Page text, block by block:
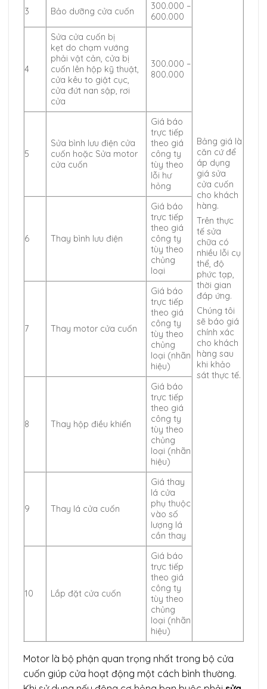
Bảng giá là
căn cứ để
áp dụng
giá sửa
cửa cuốn
cho khách
hàng.
Trên thực
tế sửa
chữa có
nhiều lỗi cụ
thể, độ
phức tạp,
thời gian
đáp ứng.
Chúng tôi
sẽ báo giá
chính xác
cho khách
hàng sau
khi khảo
sát thực tế.
3 Bảo dưỡng cửa cuốn
300.000 –
600.000
4
Sửa cửa cuốn bị
kẹt do chạm vướng
phải vật cản, cửa bị
cuốn lên hộp kỹ thuật,
cửa kêu to giật cục,
cửa đứt nan sập, rơi
cửa
300.000 –
800.000
5
Sửa bình lưu điện cửa
cuốn hoặc Sửa motor
cửa cuốn
Giá báo
trực tiếp
theo giá
công ty
tùy theo
lỗi hư
hỏng
6 Thay bình lưu điện
Giá báo
trực tiếp
theo giá
công ty
tùy theo
chủng
loại
7 Thay motor cửa cuốn
Giá báo
trực tiếp
theo giá
công ty
tùy theo
chủng
loại (nhãn
hiệu)
8 Thay hộp điều khiển
Giá báo
trực tiếp
theo giá
công ty
tùy theo
chủng
loại (nhãn
hiệu)
9 Thay lá cửa cuốn
Giá thay
lá cửa
phụ thuộc
vào số
lượng lá
cần thay
10 Lắp đặt cửa cuốn
Giá báo
trực tiếp
theo giá
công ty
tùy theo
chủng
loại (nhãn
hiệu)
Motor là bộ phận quan trọng nhất trong bộ cửa
cuốn giúp cửa hoạt động một cách bình thường.